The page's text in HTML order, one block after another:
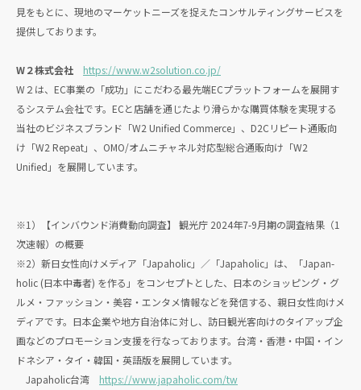
見をもとに、現地のマーケットニーズを捉えたコンサルティングサービスを
提供しております。
W２株式会社
https://www.w2solution.co.jp/
W２は、EC事業の「成功」にこだわる最先端ECプラットフォームを展開す
るシステム会社です。ECと店舗を通じたより滑らかな購買体験を実現する
当社のビジネスブランド「W2 Unified Commerce」、D2Cリピート通販向
け「W2 Repeat」、OMO/オムニチャネル対応型総合通販向け「W2
Unified」を展開しています。
※1）【インバウンド消費動向調査】 観光庁 2024年7-9月期の調査結果（1
次速報）の概要
※2）新日女性向けメディア「Japaholic」／「Japaholic」は、「Japan-
holic (日本中毒者) を作る」をコンセプトとした、日本のショッピング・グ
ルメ・ファッション・美容・エンタメ情報などを発信する、親日女性向けメ
ディアです。日本企業や地方自治体に対し、訪日観光客向けのタイアップ企
画などのプロモーション支援を行なっております。台湾・香港・中国・イン
ドネシア・タイ・韓国・英語版を展開しています。
Japaholic台湾 https://www.japaholic.com/tw